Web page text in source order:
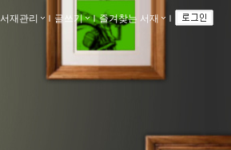
서재관리 ｌ 글쓰기 ｌ즐겨찾는 서재 ｌ